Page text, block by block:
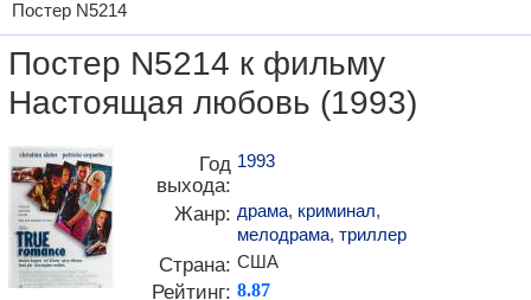
Постер N5214
Постер N5214 к фильму
Настоящая любовь (1993)
Год
выхода:
1993
Жанр: драма, криминал,
мелодрама, триллер
Страна: США
Рейтинг: 8.87